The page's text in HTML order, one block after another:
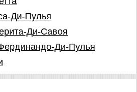
Ди-Пулья
Ди-Савоя
Ди-Пулья